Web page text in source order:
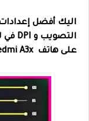
اليك أفضل
على هاتف Xiaomi Redmi A3x .